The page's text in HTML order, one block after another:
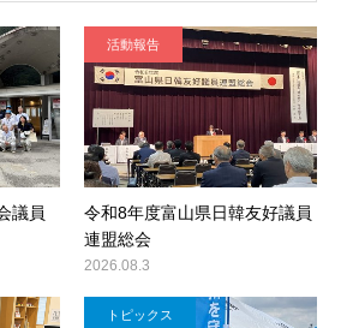
議員
活動報告
令和8年度富山県日韓友好議員
連盟総会
2026.08.3
トピックス